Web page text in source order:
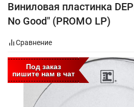
Виниловая пластинка
No Good" (PROMO LP)
Сравнение
Под заказ
пишите нам в чат